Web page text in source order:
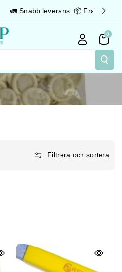
📦 Fraktfritt över 499kr
0
Filtrera och sortera